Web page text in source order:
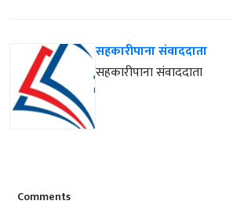
सहकारीपाना संवाददाता
सहकारीपाना संवाददाता
Comments